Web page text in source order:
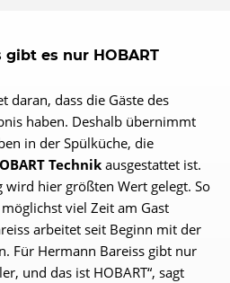
gibt es nur HOBART
daran, dass die Gäste des
haben. Deshalb übernimmt
in der Spülküche, die
Technikausgestattet ist.
hier größten Wert gelegt. So
viel Zeit am Gast
arbeitet seit Beginn mit der
Für Hermann Bareiss gibt nur
und das ist HOBART“, sagt